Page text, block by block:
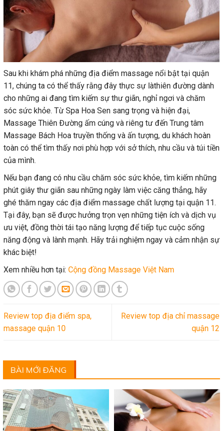
Sau khi khám phá những địa điểm massage nổi bật tại quận
11, chúng ta có thể thấy rằng đây thực sự làthiên đường dành
cho những ai đang tìm kiếm sự thư giãn, nghỉ ngơi và chăm
sóc sức khỏe. Từ Spa Hoa Sen sang trọng và hiện đại,
Massage Thiên Đường ấm cúng và riêng tư đến Trung tâm
Massage Bách Hoa truyền thống và ấn tượng, du khách hoàn
toàn có thể tìm thấy nơi phù hợp với sở thích, nhu cầu và túi tiền
của mình.
Nếu bạn đang có nhu cầu chăm sóc sức khỏe, tìm kiếm những
phút giây thư giãn sau những ngày làm việc căng thẳng, hãy
ghé thăm ngay các địa điểm massage chất lượng tại quận 11.
Tại đây, bạn sẽ được hưởng trọn vẹn những tiện ích và dịch vụ
ưu việt, đồng thời tái tạo năng lượng để tiếp tục cuộc sống
năng động và lành mạnh. Hãy trải nghiệm ngay và cảm nhận sự
khác biệt!
Xem nhiều hơn tại: Cộng đồng Massage Việt Nam
Review top địa điểm spa,
massage quận 10
Review top địa chỉ massage
quận 12
BÀI MỚI ĐĂNG